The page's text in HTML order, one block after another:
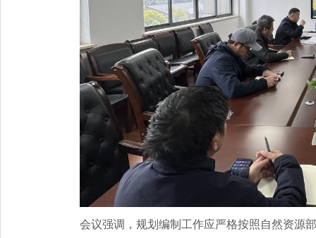
会议强调，规划编制工作应严格按照自然资源